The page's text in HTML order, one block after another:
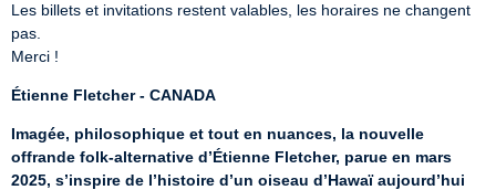
Les billets et invitations restent valables, les horaires ne changent
pas.
Merci !
Étienne Fletcher - CANADA
Imagée, philosophique et tout en nuances, la nouvelle
offrande folk-alternative d’Étienne Fletcher, parue en mars
2025, s’inspire de l’histoire d’un oiseau d’Hawaï aujourd’hui